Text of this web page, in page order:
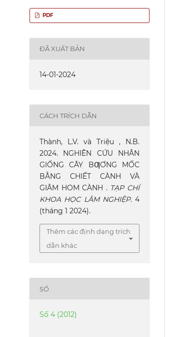
PDF
ĐÃ XUẤT BẢN
14-01-2024
CÁCH TRÍCH DẪN
Thành, L.V. và Triệu , N.B.
2024. NGHIÊN CỨU NHÂN
GIỐNG CÂY BƢƠNG MỐC
BẰNG CHIẾT CÀNH VÀ
GIÂM HOM CÀNH . TẠP CHÍ
KHOA HỌC LÂM NGHIỆP. 4
(tháng 1 2024).
Thêm các định dạng trích
dẫn khác
SỐ
Số 4 (2012)